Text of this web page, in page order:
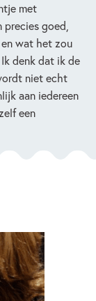
met
goed,
wat het zou
denk dat ik de
niet echt
aan iedereen
een